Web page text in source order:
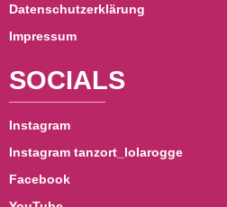
Datenschutzerklärung
Impressum
SOCIALS
Instagram
Instagram tanzort_lolarogge
Facebook